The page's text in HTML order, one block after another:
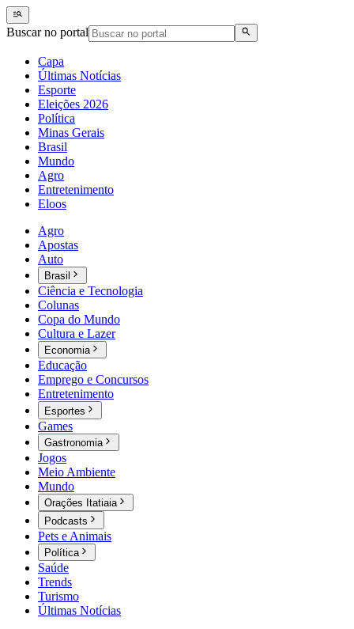
Buscar no portal
Capa
Últimas Notícias
Esporte
Eleições 2026
Política
Minas Gerais
Brasil
Mundo
Agro
Entretenimento
Eloos
Agro
Apostas
Auto
Brasil
Ciência e Tecnologia
Colunas
Copa do Mundo
Cultura e Lazer
Economia
Educação
Emprego e Concursos
Entretenimento
Esportes
Games
Gastronomia
Jogos
Meio Ambiente
Mundo
Orações Itatiaia
Podcasts
Pets e Animais
Política
Saúde
Trends
Turismo
Últimas Notícias